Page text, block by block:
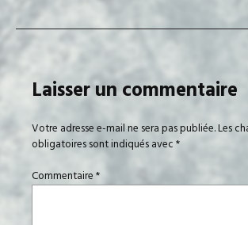
Laisser un commentaire
Votre adresse e-mail ne sera pas publiée.Les
obligatoires sont indiqués avec*
Commentaire*